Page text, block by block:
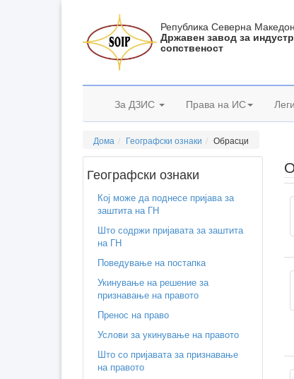
Република Северна
Државен завод за
сопственост
За ДЗИС Права на ИС
Дома Географски ознаки Обрасци
Географски ознаки
Кој може да поднесе пријава за
заштита на ГН
Што содржи пријавата за заштита
на ГН
Поведување на постапка
Укинување на решение за
признавање на правото
Пренос на право
Услови за укинување на правото
Што со пријавата за признавање
на правото